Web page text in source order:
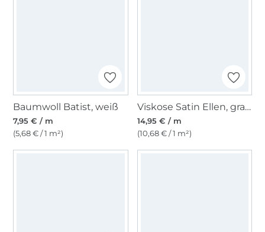
Baumwoll Batist, weiß
7,95 € / m
(5,68 € / 1 m²)
Viskose Satin Ellen, graugrün
14,95 € / m
(10,68 € / 1 m²)